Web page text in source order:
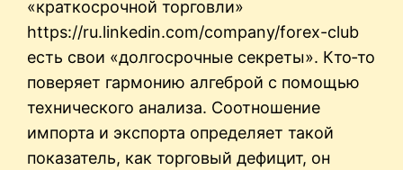
«краткосрочной торговли»
https://ru.linkedin.com/company/forex-club
есть свои «долгосрочные секреты». Кто‑то
поверяет гармонию алгеброй с помощью
технического анализа. Соотношение
импорта и экспорта определяет такой
показатель, как торговый дефицит, он